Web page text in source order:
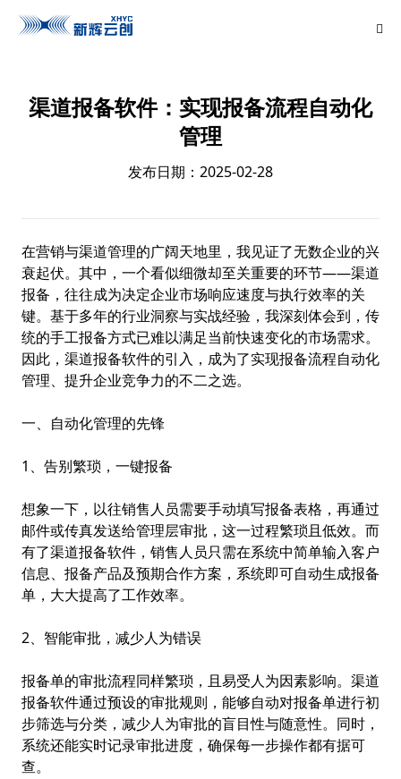
渠道报备软件：实现报备流程自动化
管理
发布日期：2025-02-28
在营销与渠道管理的广阔天地里，我见证了无数企业的兴
衰起伏。其中，一个看似细微却至关重要的环节——渠道
报备，往往成为决定企业市场响应速度与执行效率的关
键。基于多年的行业洞察与实战经验，我深刻体会到，传
统的手工报备方式已难以满足当前快速变化的市场需求。
因此，渠道报备软件的引入，成为了实现报备流程自动化
管理、提升企业竞争力的不二之选。
一、自动化管理的先锋
1、告别繁琐，一键报备
想象一下，以往销售人员需要手动填写报备表格，再通过
邮件或传真发送给管理层审批，这一过程繁琐且低效。而
有了渠道报备软件，销售人员只需在系统中简单输入客户
信息、报备产品及预期合作方案，系统即可自动生成报备
单，大大提高了工作效率。
2、智能审批，减少人为错误
报备单的审批流程同样繁琐，且易受人为因素影响。渠道
报备软件通过预设的审批规则，能够自动对报备单进行初
步筛选与分类，减少人为审批的盲目性与随意性。同时，
系统还能实时记录审批进度，确保每一步操作都有据可
查。